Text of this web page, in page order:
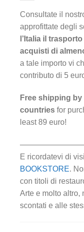
Consultate il
approfittate degli
l’Italia il
acquisti di
a tale importo vi
contributo di 5
Free shipping
countries for
least 89 euro!
E ricordatevi di
BOOKSTORE.
con titoli di
Arte e molto altro,
scontati e alle